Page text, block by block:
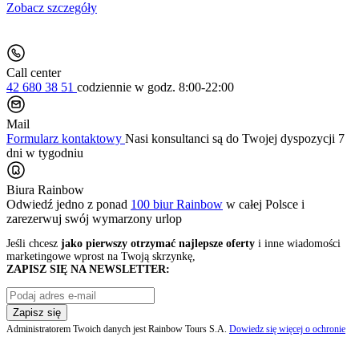
Zobacz szczegóły
Call center
42 680 38 51 codziennie w godz. 8:00-22:00
Mail
Formularz kontaktowy Nasi konsultanci są do Twojej dyspozycji 7
dni w tygodniu
Biura Rainbow
Odwiedź jedno z ponad 100 biur Rainbow w całej Polsce i
zarezerwuj swój wymarzony urlop
Jeśli chcesz jako pierwszy otrzymać najlepsze oferty i inne wiadomości
marketingowe wprost na Twoją skrzynkę,
ZAPISZ SIĘ NA NEWSLETTER:
Zapisz się
Administratorem Twoich danych jest Rainbow Tours S.A. Dowiedz się więcej o ochronie